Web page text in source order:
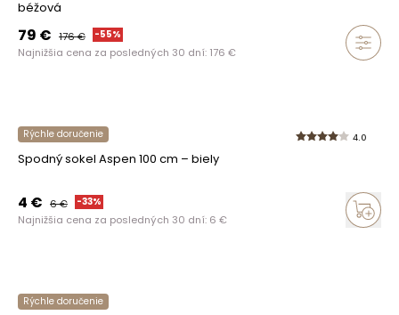
béžová
79 € 176€ -55%
Najnižšia cena za posledných 30 dní: 176 €
Rýchle doručenie 4.0
Spodný sokel Aspen 100 cm – biely
4 € 6€ -33%
Najnižšia cena za posledných 30 dní: 6 €
Rýchle doručenie